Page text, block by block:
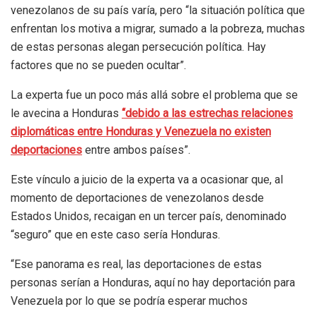
venezolanos de su país varía, pero “la situación política que
enfrentan los motiva a migrar, sumado a la pobreza, muchas
de estas personas alegan persecución política. Hay
factores que no se pueden ocultar”.
La experta fue un poco más allá sobre el problema que se
le avecina a Honduras “debido a las estrechas relaciones
diplomáticas entre Honduras y Venezuela no existen
deportaciones entre ambos países”.
Este vínculo a juicio de la experta va a ocasionar que, al
momento de deportaciones de venezolanos desde
Estados Unidos, recaigan en un tercer país, denominado
“seguro” que en este caso sería Honduras.
“Ese panorama es real, las deportaciones de estas
personas serían a Honduras, aquí no hay deportación para
Venezuela por lo que se podría esperar muchos